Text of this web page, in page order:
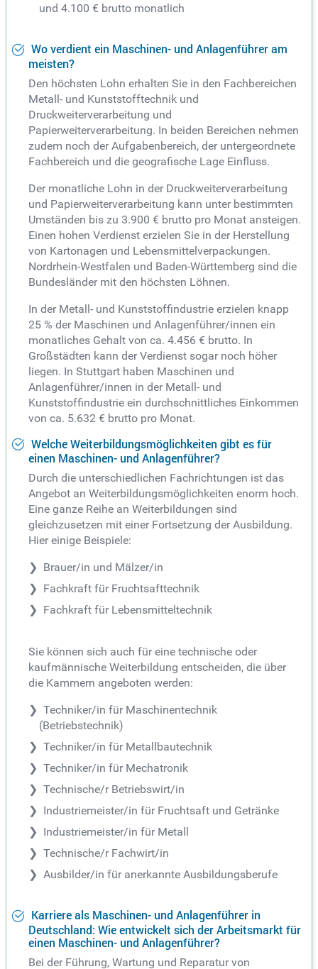
und 4.100 € brutto monatlich
Wo verdient ein Maschinen- und Anlagenführer am
meisten?
Den höchsten Lohn erhalten Sie in den Fachbereichen
Metall- und Kunststofftechnik und
Druckweiterverarbeitung und
Papierweiterverarbeitung. In beiden Bereichen nehmen
zudem noch der Aufgabenbereich, der untergeordnete
Fachbereich und die geografische Lage Einfluss.
Der monatliche Lohn in der Druckweiterverarbeitung
und Papierweiterverarbeitung kann unter bestimmten
Umständen bis zu 3.900 € brutto pro Monat ansteigen.
Einen hohen Verdienst erzielen Sie in der Herstellung
von Kartonagen und Lebensmittelverpackungen.
Nordrhein-Westfalen und Baden-Württemberg sind die
Bundesländer mit den höchsten Löhnen.
In der Metall- und Kunststoffindustrie erzielen knapp
25 % der Maschinen und Anlagenführer/innen ein
monatliches Gehalt von ca. 4.456 € brutto. In
Großstädten kann der Verdienst sogar noch höher
liegen. In Stuttgart haben Maschinen und
Anlagenführer/innen in der Metall- und
Kunststoffindustrie ein durchschnittliches Einkommen
von ca. 5.632 € brutto pro Monat.
Welche Weiterbildungsmöglichkeiten gibt es für
einen Maschinen- und Anlagenführer?
Durch die unterschiedlichen Fachrichtungen ist das
Angebot an Weiterbildungsmöglichkeiten enorm hoch.
Eine ganze Reihe an Weiterbildungen sind
gleichzusetzen mit einer Fortsetzung der Ausbildung.
Hier einige Beispiele:
Brauer/in und Mälzer/in
Fachkraft für Fruchtsafttechnik
Fachkraft für Lebensmitteltechnik
Sie können sich auch für eine technische oder
kaufmännische Weiterbildung entscheiden, die über
die Kammern angeboten werden:
Techniker/in für Maschinentechnik
(Betriebstechnik)
Techniker/in für Metallbautechnik
Techniker/in für Mechatronik
Technische/r Betriebswirt/in
Industriemeister/in für Fruchtsaft und Getränke
Industriemeister/in für Metall
Technische/r Fachwirt/in
Ausbilder/in für anerkannte Ausbildungsberufe
Karriere als Maschinen- und Anlagenführer in
Deutschland: Wie entwickelt sich der Arbeitsmarkt für
einen Maschinen- und Anlagenführer?
Bei der Führung, Wartung und Reparatur von